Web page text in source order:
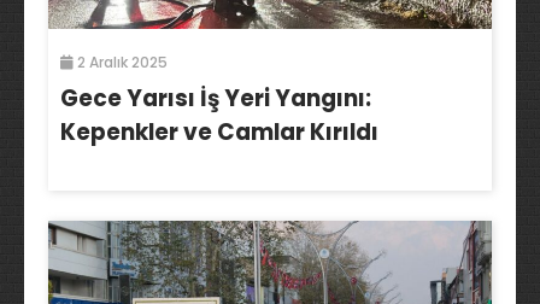
2 Aralık 2025
Gece Yarısı İş Yeri Yangını:
Kepenkler ve Camlar Kırıldı